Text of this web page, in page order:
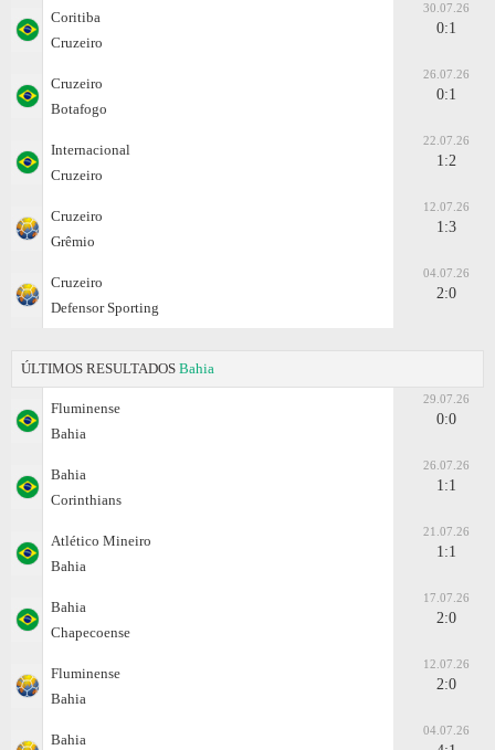
Coritiba
Cruzeiro
30.07.26
0:1
Cruzeiro
Botafogo
26.07.26
0:1
Internacional
Cruzeiro
22.07.26
1:2
Cruzeiro
Grêmio
12.07.26
1:3
Cruzeiro
Defensor Sporting
04.07.26
2:0
ÚLTIMOS RESULTADOS Bahia
Fluminense
Bahia
29.07.26
0:0
Bahia
Corinthians
26.07.26
1:1
Atlético Mineiro
Bahia
21.07.26
1:1
Bahia
Chapecoense
17.07.26
2:0
Fluminense
Bahia
12.07.26
2:0
Bahia
04.07.26